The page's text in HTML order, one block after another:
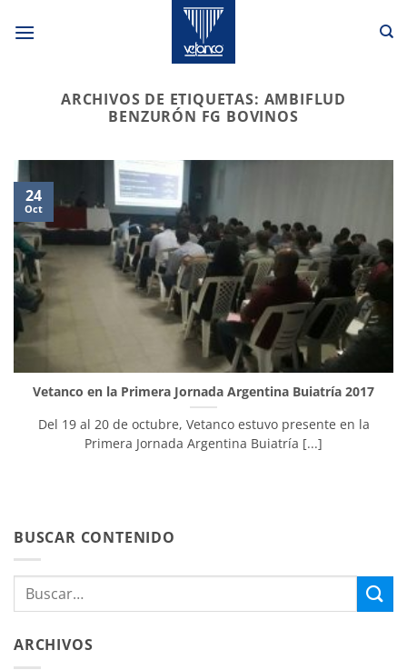
ARCHIVOS DE ETIQUETAS: AMBIFLUD
BENZURÓN FG BOVINOS
Vetanco en la Primera Jornada Argentina Buiatría 2017
Del 19 al 20 de octubre, Vetanco estuvo presente en la
Primera Jornada Argentina Buiatría [...]
24
Oct
BUSCAR CONTENIDO
ARCHIVOS